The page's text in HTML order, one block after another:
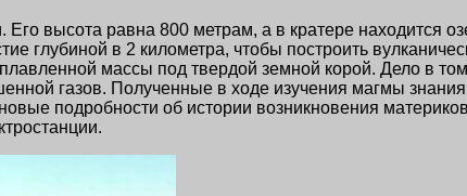
высота равна 800 метрам, а в кратере находится
глубиной в 2 километра, чтобы построить
массы под твердой земной корой. Дело в
газов. Полученные в ходе изучения магмы
подробности об истории возникновения